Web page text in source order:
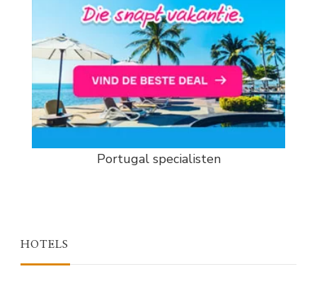
Portugal specialisten
HOTELS